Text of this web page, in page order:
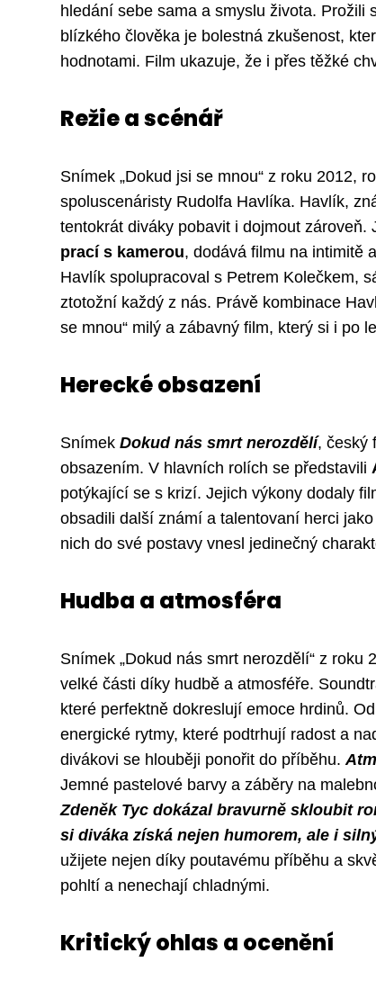
hledání sebe sama a smyslu života. Prožili
blízkého člověka je bolestná zkušenost,
hodnotami. Film ukazuje, že i přes těžké
Režie a scénář
Snímek „Dokud jsi se mnou“ z roku 2012,
spoluscenáristy Rudolfa Havlíka. Havlík,
tentokrát diváky pobavit i dojmout
prací s kamerou, dodává filmu na intimitě
Havlík spolupracoval s Petrem Kolečkem,
ztotožní každý z nás. Právě kombinace
se mnou“ milý a zábavný film, který si i po
Herecké obsazení
Snímek Dokud nás smrt nerozdělí, český
obsazením. V hlavních rolích se představili
potýkající se s krizí. Jejich výkony dodaly
obsadili další známí a talentovaní herci jako
nich do své postavy vnesl jedinečný
Hudba a atmosféra
Snímek „Dokud nás smrt nerozdělí“ z
velké části díky hudbě a atmosféře.
které perfektně dokreslují emoce hrdinů.
energické rytmy, které podtrhují radost a
divákovi se hlouběji ponořit do příběhu.
Jemné pastelové barvy a záběry na
Zdeněk Tyc dokázal bravurně skloubit
si diváka získá nejen humorem, ale i
užijete nejen díky poutavému příběhu a
pohltí a nenechají chladnými.
Kritický ohlas a ocenění